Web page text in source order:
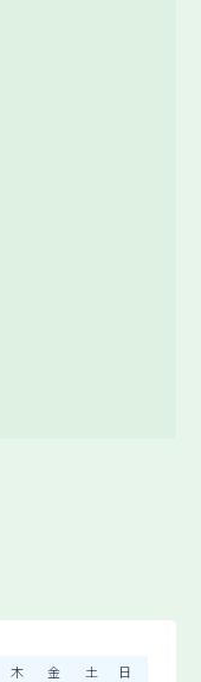
木 金 土
日